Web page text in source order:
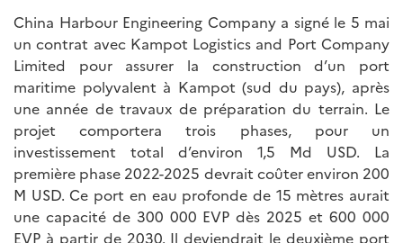
China Harbour Engineering Company a signé le 5 mai
un contrat avec Kampot Logistics and Port Company
Limited pour assurer la construction d’un port
maritime polyvalent à Kampot (sud du pays), après
une année de travaux de préparation du terrain. Le
projet comportera trois phases, pour un
investissement total d’environ 1,5 Md USD. La
première phase 2022-2025 devrait coûter environ 200
M USD. Ce port en eau profonde de 15 mètres aurait
une capacité de 300 000 EVP dès 2025 et 600 000
EVP à partir de 2030. Il deviendrait le deuxième port